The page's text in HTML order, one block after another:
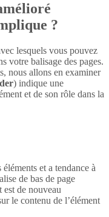
?
lesquels vous pouvez
votre balisage des pages.
nous allons en examiner
) indique une
et de son rôle dans la
et a tendance à
de bas de page
de nouveau
le contenu de l’élément